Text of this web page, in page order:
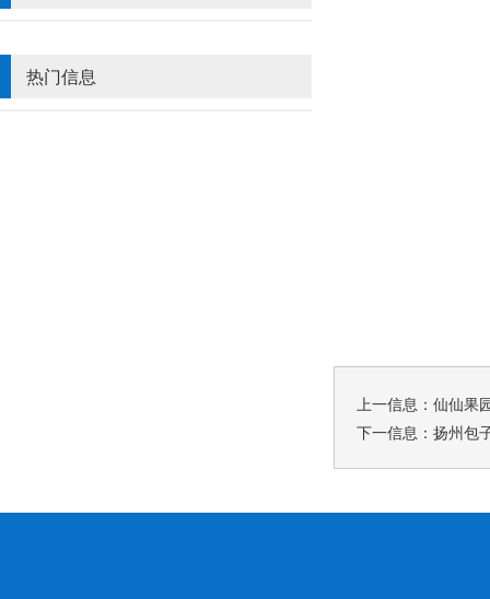
热门信息
上一信息： 仙仙果
下一信息： 扬州包